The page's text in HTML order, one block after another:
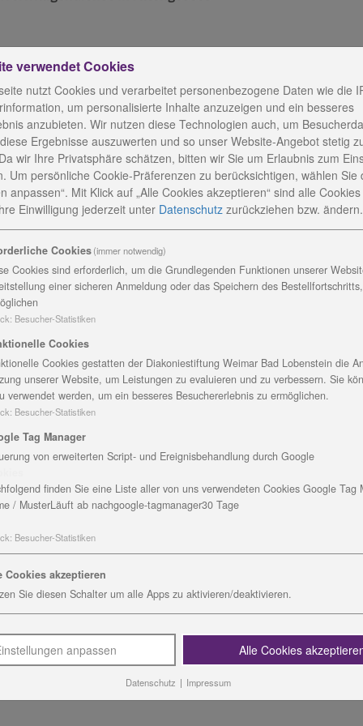
dem Kopf voller Anregungen fliegt Monika Koop Anfang
mit einer Kollegin hat sie für mehr als neun
Behinderung in Altengesees gearbeitet und war
Ziel war es, dort zu helfen und vor allem zu erleben,
konnte sie an Schulungen und Weiterbildungen
Kolonie Fernheim und arbeitet dort in einer
entspricht modernen Standards. Zurzeit werden bis
seit vielen Jahren hilft die Diakoniestiftung mit Ideen
zu verbessern. Außerdem waren schon Mitarbeitende
auch Monika Koop Eindrücke sammeln. Hier
wird. Ich hab gelernt, dass jedem
hat. Diese zu finden ist eine große
Deshalb gibt es eine unglaubliche Vielfalt an
der Hauswirtschaft. Bisher dachte ich
sowieso nur Frauen. Hier habe ich erlebt, dass viele
Kompetenzanalyse für jeden einzelnen
Schwächen gesteht man sich ein.
Bei uns wird das Mittagessen nicht auf dem Teller
den Teller voll, Essen zu viel oder werfen dann
verwendet Cookies
nutzt Cookies und verarbeitet personenbezogene Daten wie die
um personalisierte Inhalte anzuzeigen und ein besseres
anzubieten. Wir nutzen diese Technologien auch, um
Ergebnisse auszuwerten und so unser Website-Angebot stetig
wir Ihre Privatsphäre schätzen, bitten wir Sie um Erlaubnis zum
Um persönliche Cookie-Präferenzen zu berücksichtigen, wählen Sie
anpassen“. Mit Klick auf „Alle Cookies akzeptieren“ sind alle
Einwilligung jederzeit unter Datenschutz zurückziehen bzw. ändern.
Cookies(immer notwendig)
Cookies sind erforderlich, um die Grundlegenden Funktionen unserer
einer sicheren Anmeldung oder das Speichern des
: Besucher-Statistiken
Cookies
Cookies gestatten der Diakoniestiftung Weimar Bad Lobenstein die
unserer Website, um Leistungen zu evaluieren und zu verbessern. Sie
verwendet werden, um ein besseres Besuchererlebnis zu ermöglichen.
: Besucher-Statistiken
Tag Manager
von erweiterten Script- und Ereignisbehandlung durch Google
finden Sie eine Liste aller von uns verwendeten Cookies Google Tag
/ MusterLäuft ab nachgoogle-tagmanager30 Tage
: Besucher-Statistiken
Cookies akzeptieren
Sie diesen Schalter um alle Apps zu aktivieren/deaktivieren.
anpassen Alle Cookies
Datenschutz | Impressum